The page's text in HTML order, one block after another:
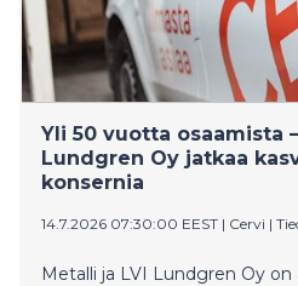
Yli 50 vuotta osaamista
Lundgren Oy jatkaa
konsernia
14.7.2026 07:30:00 EEST | Cervi |
Metalli ja LVI Lundgren Oy